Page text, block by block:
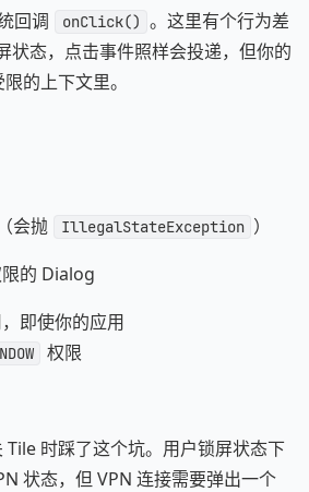
回调 onClick() 。这里有个行为差
状态，点击事件照样会投递，但你的
的上下文里。
会抛
IllegalStateException ）
的 Dialog
即使你的应用
权限
Tile 时踩了这个坑。用户锁屏状态下
状态，但 VPN 连接需要弹出一个